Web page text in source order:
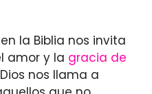
la Biblia nos invita
amor y la gracia de
nos llama a